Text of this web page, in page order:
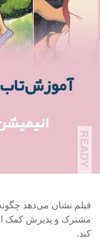
فیلم نشان می‌دهد
مشترک و پذیرش کمک
کند.